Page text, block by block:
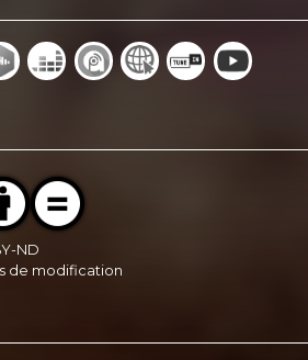
ND
de modification